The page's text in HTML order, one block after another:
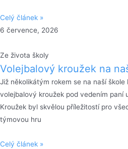
Celý článek »
6 července, 2026
Ze života školy
Volejbalový kroužek na
Již několikátým rokem se na naší škole
volejbalový kroužek pod vedením paní
Kroužek byl skvělou příležitostí pro
týmovou hru
Celý článek »